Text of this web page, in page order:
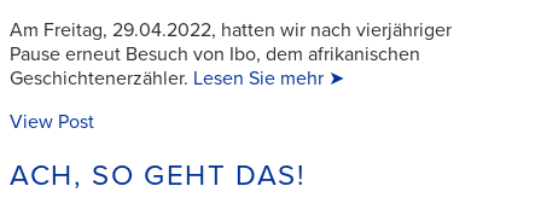
Am Freitag, 29.04.2022, hatten wir nach vierjähriger
Pause erneut Besuch von Ibo, dem afrikanischen
Geschichtenerzähler. Lesen Sie mehr ➤
View Post
ACH, SO GEHT DAS!